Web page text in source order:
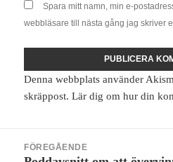
Spara mitt namn, min e-
webbläsare till nästa gång jag skriver
Denna webbplats använder
skräppost.Lär dig om hur din
FÖREGÅENDE